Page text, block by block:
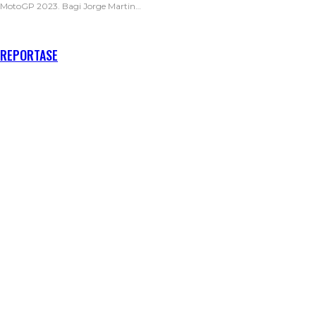
MotoGP 2023. Bagi Jorge Martin…
REPORTASE